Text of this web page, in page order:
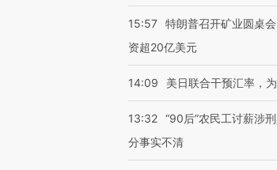
15:57 特朗普召开矿业圆桌
资超20亿美元
14:09 美日联合干预汇率，
13:32 “90后”农民工讨薪涉
分事实不清